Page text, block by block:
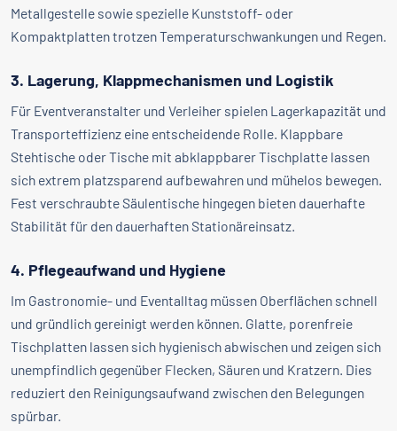
Metallgestelle sowie spezielle Kunststoff- oder
Kompaktplatten trotzen Temperaturschwankungen und Regen.
3. Lagerung, Klappmechanismen und Logistik
Für Eventveranstalter und Verleiher spielen Lagerkapazität und
Transporteffizienz eine entscheidende Rolle. Klappbare
Stehtische oder Tische mit abklappbarer Tischplatte lassen
sich extrem platzsparend aufbewahren und mühelos bewegen.
Fest verschraubte Säulentische hingegen bieten dauerhafte
Stabilität für den dauerhaften Stationäreinsatz.
4. Pflegeaufwand und Hygiene
Im Gastronomie- und Eventalltag müssen Oberflächen schnell
und gründlich gereinigt werden können. Glatte, porenfreie
Tischplatten lassen sich hygienisch abwischen und zeigen sich
unempfindlich gegenüber Flecken, Säuren und Kratzern. Dies
reduziert den Reinigungsaufwand zwischen den Belegungen
spürbar.